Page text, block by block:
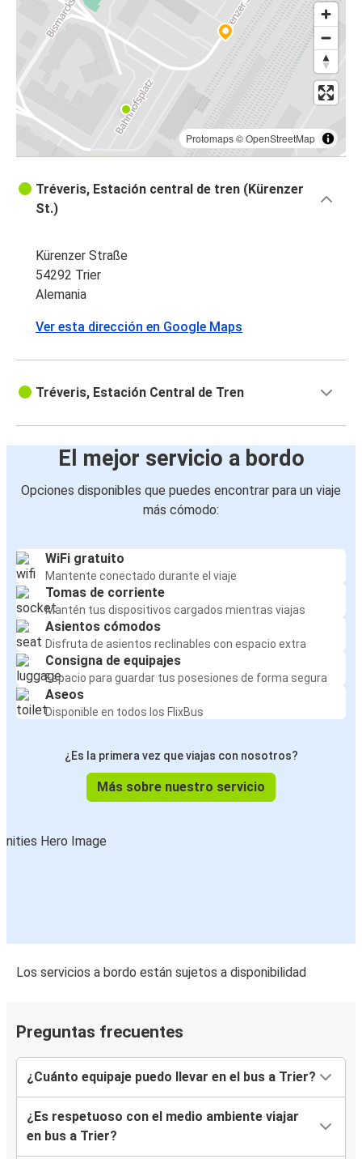
Protomaps©OpenStreetMap
Tréveris, Estación central de tren (Kürenzer
St.)
Kürenzer Straße
54292 Trier
Alemania
Ver esta dirección en Google Maps
Tréveris, Estación Central de Tren
El mejor servicio a bordo
Opciones disponibles que puedes encontrar para un viaje
más cómodo:
WiFi gratuito
Mantente conectado durante el viaje
Tomas de corriente
Mantén tus dispositivos cargados mientras viajas
Asientos cómodos
Disfruta de asientos reclinables con espacio extra
Consigna de equipajes
Espacio para guardar tus posesiones de forma segura
Aseos
Disponible en todos los FlixBus
¿Es la primera vez que viajas con nosotros?
Más sobre nuestro servicio
Los servicios a bordo están sujetos a disponibilidad
Preguntas frecuentes
¿Cuánto equipaje puedo llevar en el bus a Trier?
¿Es respetuoso con el medio ambiente viajar
en bus a Trier?